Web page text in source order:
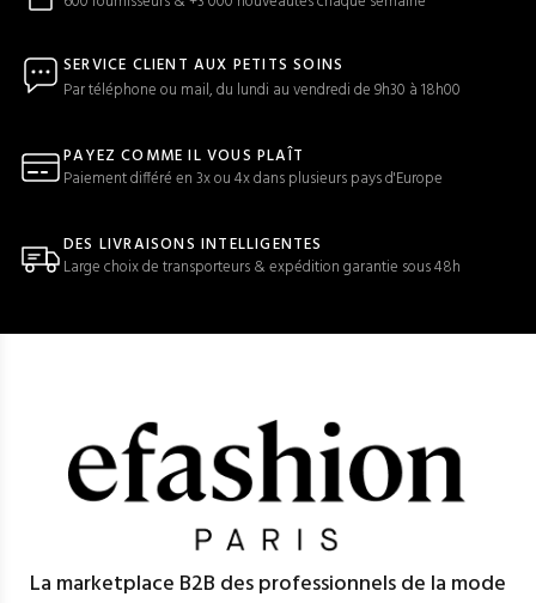
SERVICE CLIENT AUX PETITS SOINS
Par téléphone ou mail, du lundi au vendredi de 9h30 à 18h00
PAYEZ COMME IL VOUS PLAÎT
Paiement différé en 3x ou 4x dans plusieurs pays d'Europe
DES LIVRAISONS INTELLIGENTES
Large choix de transporteurs & expédition garantie sous 48h
La marketplace B2B des professionnels de la mode